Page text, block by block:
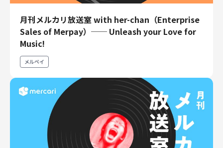
メルカリR4Dラボ
AI/LLM
職種
エンジニアリング
エンジニアリング
コーポレートエンジニアリング
セキュリティエンジニアリング
プロダクト・ビジネス
経営・事業企画
月刊メルカリ放送室 with her-chan（Enterprise
Sales of Merpay）── Unleash your Love for
Music!
メルペイ